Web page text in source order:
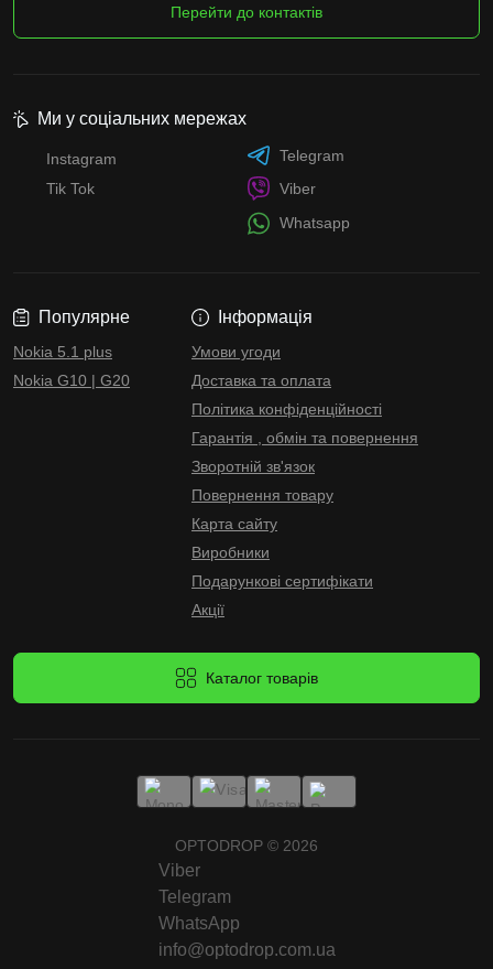
Перейти до контактів
Популярне
Nokia 5.1 plus
Nokia G10 | G20
Інформація
Умови угоди
Доставка та оплата
Політика конфіденційності
Гарантія , обмін та повернення
Зворотній зв'язок
Повернення товару
Карта сайту
Виробники
Подарункові сертифікати
Акції
Каталог товарів
Ми у соціальних мережах
Instagram
Tik Tok
Telegram
Viber
Whatsapp
OPTODROP © 2026
Viber
Telegram
WhatsApp
info@optodrop.com.ua